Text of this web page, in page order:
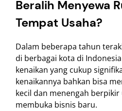
Beralih Menyewa
Tempat Usaha?
Dalam beberapa tahun
di berbagai kota di
kenaikan yang cukup
kenaikannya bahkan bisa
kecil dan menengah
membuka bisnis baru.